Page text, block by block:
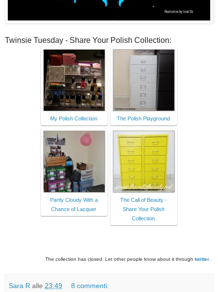
Twinsie Tuesday - Share Your Polish Collection:
My Polish Collection The Polish Playground
Partly Cloudy With a
Chance of Lacquer
The Call of Beauty -
Share Your Polish
Collection
The collection has closed. Let other people know about it through twitter
Sara R alle 23:49 8 commenti: